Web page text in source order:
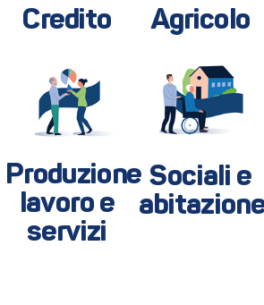
Credito Agricolo
Produzione
lavoro e
servizi
Sociali e